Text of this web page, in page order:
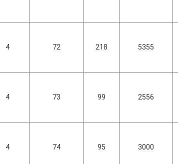
5355
218
72
4
2556
99
73
4
3000
95
74
4